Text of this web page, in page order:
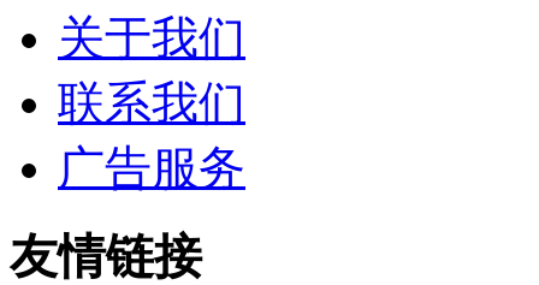
关于我们
联系我们
广告服务
友情链接